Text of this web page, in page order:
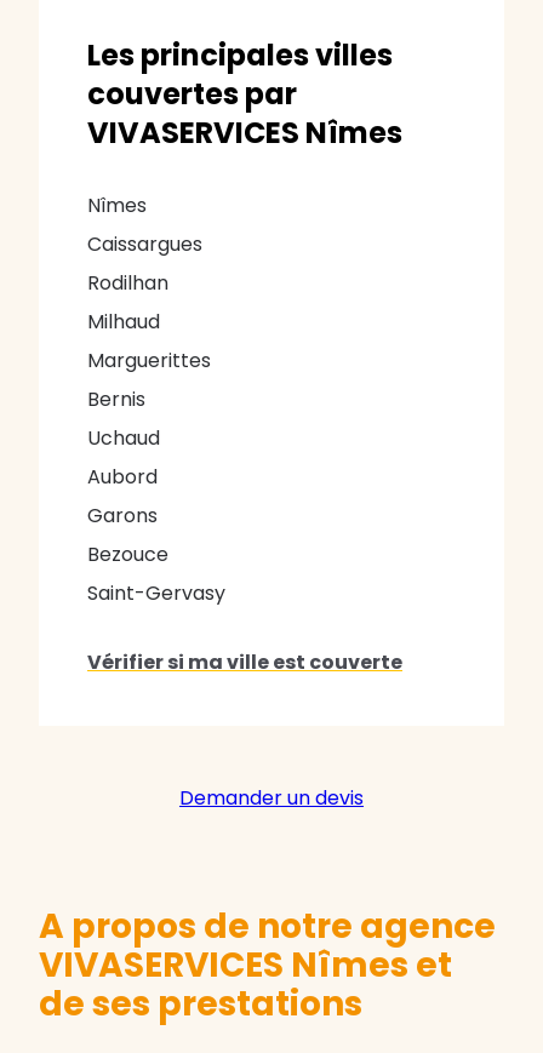
Les principales villes
couvertes par
VIVASERVICES Nîmes
Nîmes
Caissargues
Rodilhan
Milhaud
Marguerittes
Bernis
Uchaud
Aubord
Garons
Bezouce
Saint-Gervasy
Vérifier si ma ville est couverte
Demander un devis
A propos de notre agence
VIVASERVICES Nîmes et
de ses prestations